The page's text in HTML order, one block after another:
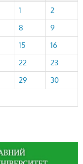
1
2
8
9
15
16
22
23
29
30